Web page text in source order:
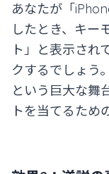
あなたが「
したとき、キー
ト」と表示され
クするでしょう
という巨大な舞
トを当てるため